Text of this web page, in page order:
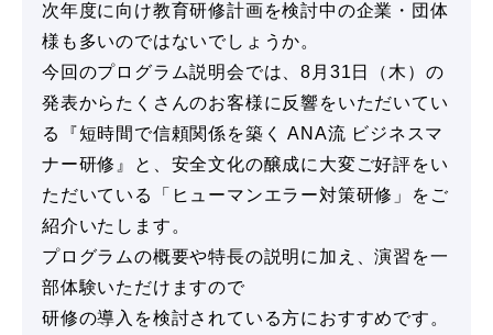
次年度に向け教育研修計画を検討中の企業・団体
様も多いのではないでしょうか。
今回のプログラム説明会では、8月31日（木）の
発表からたくさんのお客様に反響をいただいてい
る『短時間で信頼関係を築く ANA流 ビジネスマ
ナー研修』と、安全文化の醸成に大変ご好評をい
ただいている「ヒューマンエラー対策研修」をご
紹介いたします。
プログラムの概要や特長の説明に加え、演習を一
部体験いただけますので
研修の導入を検討されている方におすすめです。